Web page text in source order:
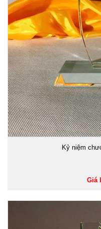
Kỷ niệm
Giá